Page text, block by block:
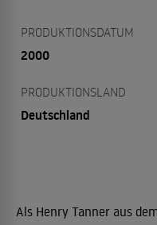
PRODUKTIONSDATUM
2000
PRODUKTIONSLAND
Deutschland
Als Henry Tanner aus